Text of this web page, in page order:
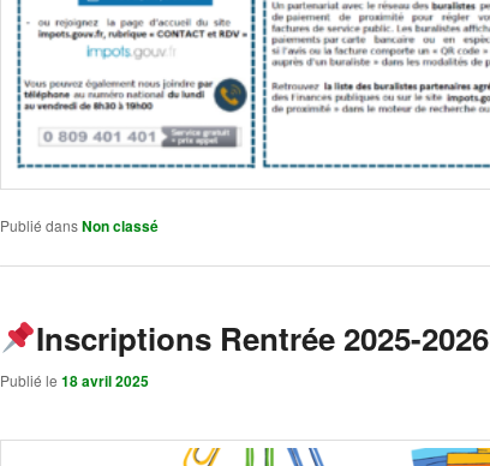
Publié dansNon classé
Inscriptions Rentrée 2025-2026
Publié le 18 avril 2025